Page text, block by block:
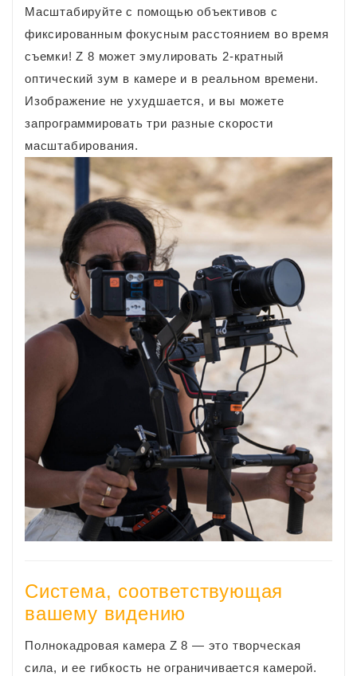
Масштабируйте с помощью объективов с
фиксированным фокусным расстоянием во время
съемки! Z 8 может эмулировать 2-кратный
оптический зум в камере и в реальном времени.
Изображение не ухудшается, и вы можете
запрограммировать три разные скорости
масштабирования.
Система, соответствующая
вашему видению
Полнокадровая камера Z 8 — это творческая
сила, и ее гибкость не ограничивается камерой.